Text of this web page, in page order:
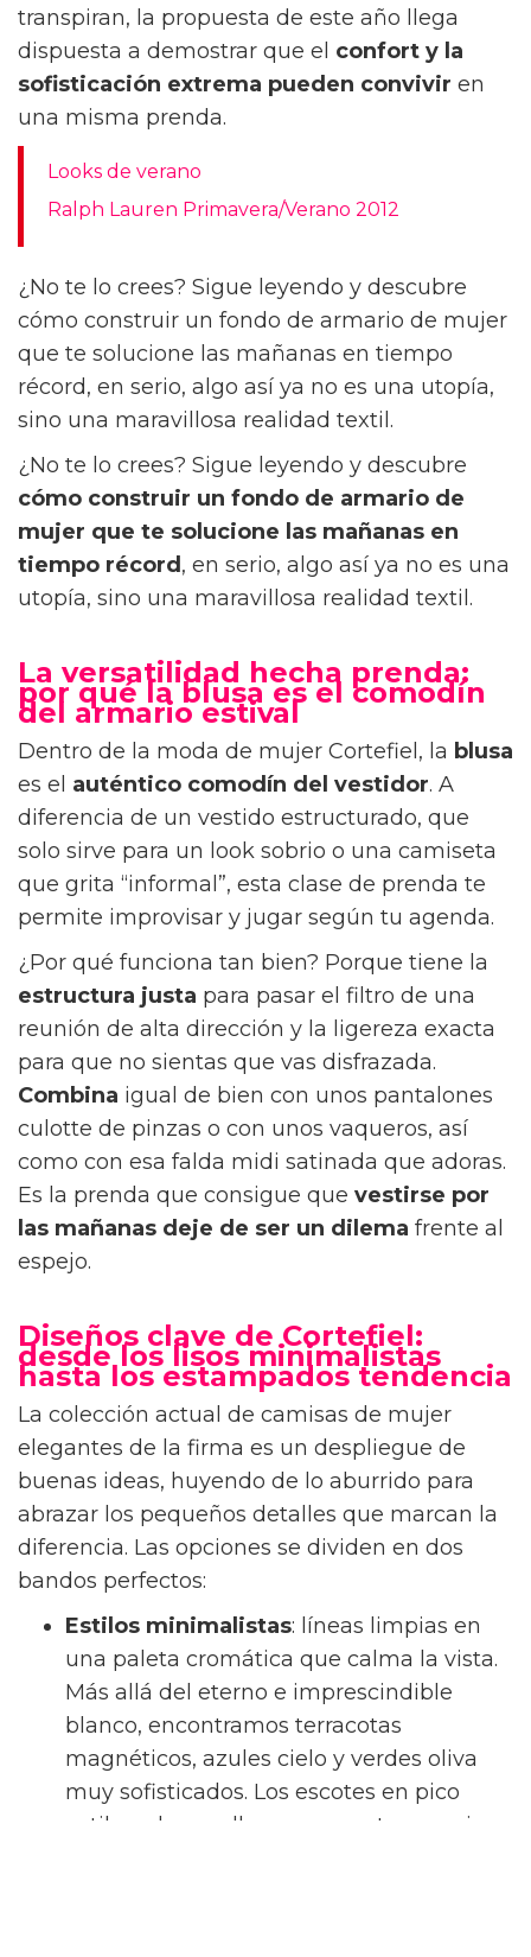
transpiran, la propuesta de este año llega
dispuesta a demostrar que el confort y la
sofisticación extrema pueden convivir en
una misma prenda.
Looks de verano
Ralph Lauren Primavera/Verano 2012
¿No te lo crees? Sigue leyendo y descubre
cómo construir un fondo de armario de mujer
que te solucione las mañanas en tiempo
récord, en serio, algo así ya no es una utopía,
sino una maravillosa realidad textil.
¿No te lo crees? Sigue leyendo y descubre
cómo construir un fondo de armario de
mujer que te solucione las mañanas en
tiempo récord , en serio, algo así ya no es una
utopía, sino una maravillosa realidad textil.
La versatilidad hecha prenda:
por qué la blusa es el comodín
del armario estival
Dentro de la moda de mujer Cortefiel, la blusa
es el auténtico comodín del vestidor. A
diferencia de un vestido estructurado, que
solo sirve para un look sobrio o una camiseta
que grita “informal”, esta clase de prenda te
permite improvisar y jugar según tu agenda.
¿Por qué funciona tan bien? Porque tiene la
estructura justa para pasar el filtro de una
reunión de alta dirección y la ligereza exacta
para que no sientas que vas disfrazada.
Combina igual de bien con unos pantalones
culotte de pinzas o con unos vaqueros, así
como con esa falda midi satinada que adoras.
Es la prenda que consigue que vestirse por
las mañanas deje de ser un dilema frente al
espejo.
Diseños clave de Cortefiel:
desde los lisos minimalistas
hasta los estampados tendencia
La colección actual de camisas de mujer
elegantes de la firma es un despliegue de
buenas ideas, huyendo de lo aburrido para
abrazar los pequeños detalles que marcan la
diferencia. Las opciones se dividen en dos
bandos perfectos:
Estilos minimalistas: líneas limpias en
una paleta cromática que calma la vista.
Más allá del eterno e imprescindible
blanco, encontramos terracotas
magnéticos, azules cielo y verdes oliva
muy sofisticados. Los escotes en pico
sutiles y los cuellos mao aportan un aire